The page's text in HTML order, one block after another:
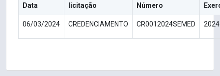
Data
licitação
Número
06/03/2024 CREDENCIAMENTO CR0012024SEMED 2024